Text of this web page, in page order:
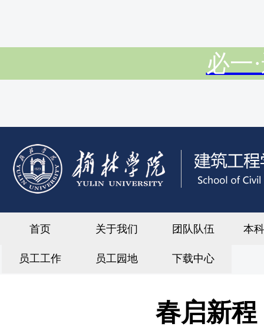
必一
首页 关于我们 团队队伍 本
员工工作 员工园地 下载中心
春启新程